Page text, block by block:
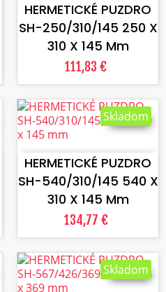
HERMETICKÉ PUZDRO
SH-250/310/145 250 X
310 X 145 Mm
111,83 €
VLOŽIŤ DO KOŠÍKA
HERMETICKÉ PUZDRO
SH-540/310/145 540 X
310 X 145 Mm
134,77 €
Skladom
VLOŽIŤ DO KOŠÍKA
Skladom